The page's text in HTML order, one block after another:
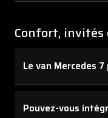
proches, les
transport plus
Confort, invités
Le van Mercedes
groupes, les
Pouvez-vous